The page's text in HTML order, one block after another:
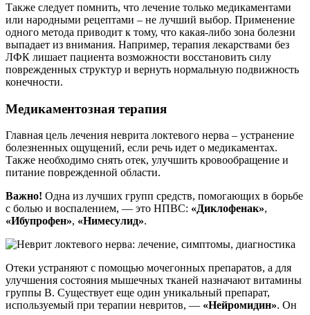
Также следует помнить, что лечение только медикаментами
или народными рецептами – не лучший выбор. Применение
одного метода приводит к тому, что какая-либо зона болезни
выпадает из внимания. Например, терапия лекарствами без
ЛФК лишает пациента возможности восстановить силу
поврежденных структур и вернуть нормальную подвижность
конечности.
Медикаментозная терапия
Главная цель лечения неврита локтевого нерва – устранение
болезненных ощущений, если речь идет о медикаментах.
Также необходимо снять отек, улучшить кровообращение и
питание поврежденной области.
Важно! Одна из лучших групп средств, помогающих в борьбе
с болью и воспалением, — это НПВС: «Диклофенак»,
«Ибупрофен», «Нимесулид».
Отеки устраняют с помощью мочегонных препаратов, а для
улучшения состояния мышечных тканей назначают витамины
группы B. Существует еще один уникальный препарат,
используемый при терапии невритов, — «Нейромидин». Он